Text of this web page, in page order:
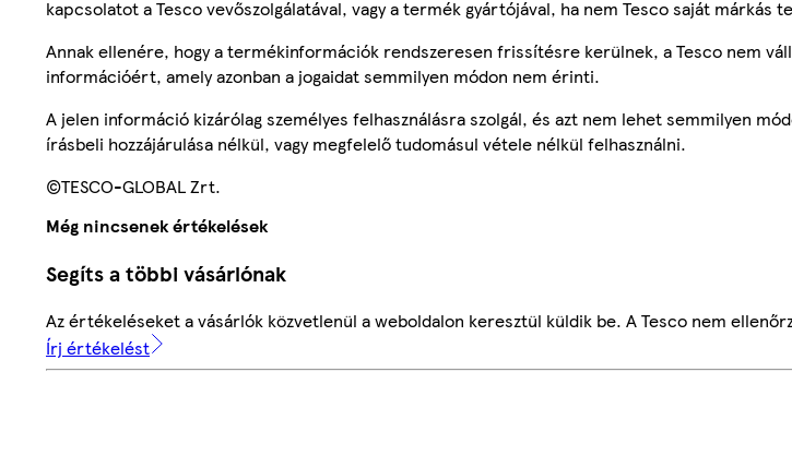
kapcsolatot a Tesco vevőszolgálatával, vagy a termék gyártójával, ha nem Tesco saját márkás
Annak ellenére, hogy a termékinformációk rendszeresen frissítésre kerülnek, a Tesco nem
információért, amely azonban a jogaidat semmilyen módon nem érinti.
A jelen információ kizárólag személyes felhasználásra szolgál, és azt nem lehet semmilyen
írásbeli hozzájárulása nélkül, vagy megfelelő tudomásul vétele nélkül felhasználni.
©TESCO-GLOBAL Zrt.
Még nincsenek értékelések
Segíts a többi vásárlónak
Az értékeléseket a vásárlók közvetlenül a weboldalon keresztül küldik be. A Tesco nem
Írj értékelést